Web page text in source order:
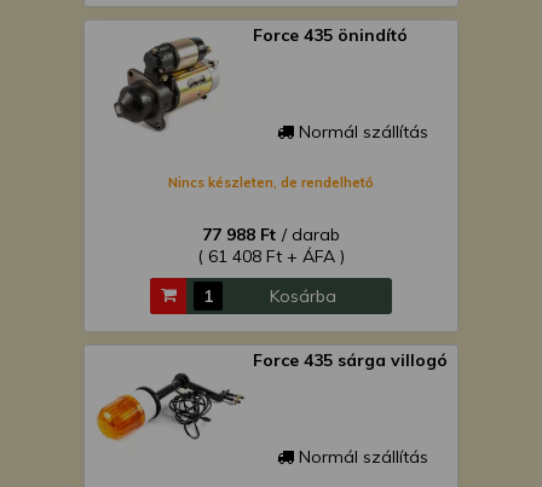
Force 435 önindító
Normál szállítás
Nincs készleten, de rendelhető
77 988 Ft / darab
( 61 408 Ft + ÁFA )
Kosárba
Force 435 sárga villogó
Normál szállítás